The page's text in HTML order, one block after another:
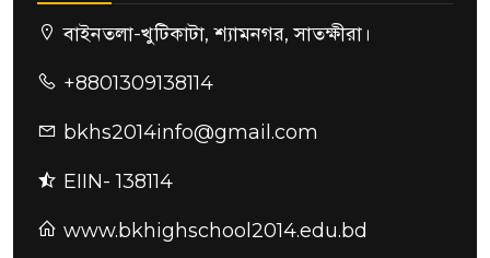
বাইনতলা-খুটিকাটা, শ্যামনগর, সাতক্ষীরা।
+8801309138114
bkhs2014info@gmail.com
EIIN- 138114
www.bkhighschool2014.edu.bd